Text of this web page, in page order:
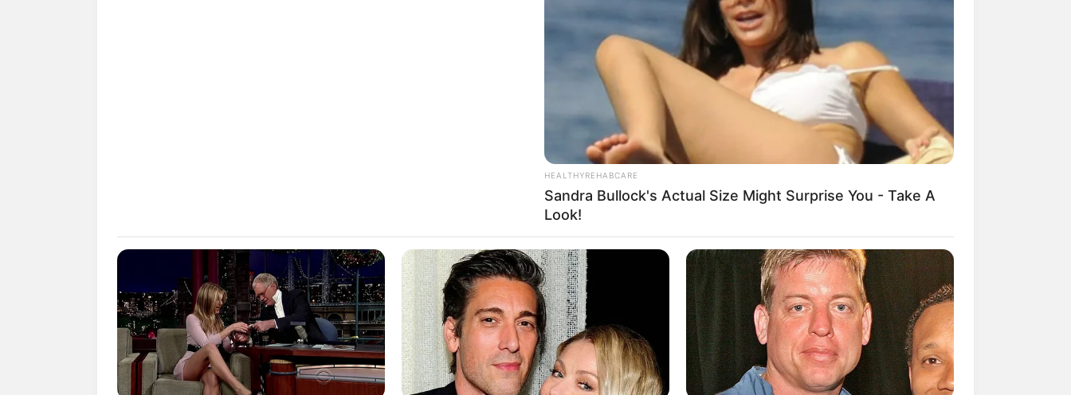
8 Kata Lucu Seputar Malam
Minggu ala Jomblo yang Bikin
10 Desain Kanopi Tempat
Tidur, Serasa Beristirahat di
Kamar Raja
HEALTHYREHABCARE
Sandra Bullock's Actual Size Might Surprise You - Take A
Look!